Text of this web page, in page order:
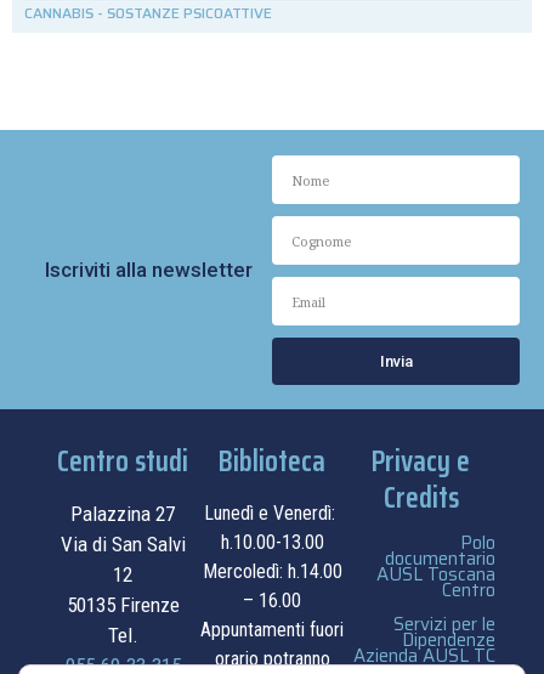
CANNABIS - SOSTANZE PSICOATTIVE
Iscriviti alla newsletter
Invia
Centro studi
Palazzina 27
Via di San Salvi
12
50135 Firenze
Tel.
055.69.33.315
Biblioteca
Lunedì e Venerdì:
h.10.00-13.00
Mercoledì: h.14.00
– 16.00
Appuntamenti fuori
orario potranno
Privacy e
Credits
Polo
documentario
AUSL Toscana
Centro
Servizi per le
Dipendenze
Azienda AUSL TC